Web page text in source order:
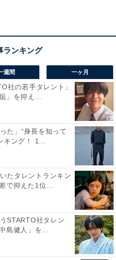
まっていると思うからです
なキャラクターが出るのでお
「ハーロック・サガともい
ハーロックやトチロー、エメ
かしこに出てきて松本零士ワ
の作品が好き（58歳男
クターから目が離せなかっ
週間 一ヶ月
社の若手タレント」
」を抑え...
た」“身長を知って
キング！ 1...
たタレントランキン
で抑えた1位...
STARTO社タレン
島健人」を...